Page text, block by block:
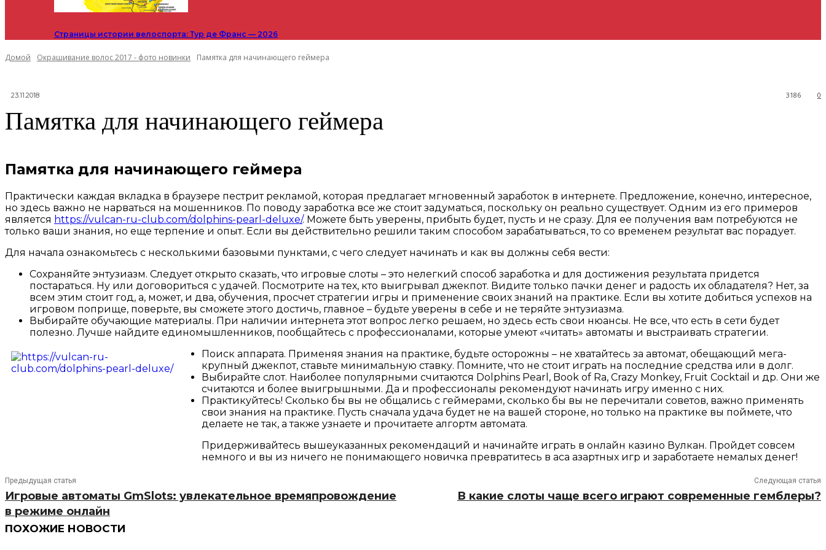
Страницы истории велоспорта: Тур де Франс — 2026
Домой Окрашивание волос 2017 - фото новинки Памятка для начинающего геймера
23.11.2018 0
3186
Памятка для начинающего геймера
Памятка для начинающего геймера
Практически каждая вкладка в браузере пестрит рекламой, которая предлагает мгновенный заработок в интернете. Предложение, конечно, интересное,
но здесь важно не нарваться на мошенников. По поводу заработка все же стоит задуматься, поскольку он реально существует. Одним из его примеров
является https://vulcan-ru-club.com/dolphins-pearl-deluxe/. Можете быть уверены, прибыть будет, пусть и не сразу. Для ее получения вам потребуются не
только ваши знания, но еще терпение и опыт. Если вы действительно решили таким способом зарабатываться, то со временем результат вас порадует.
Для начала ознакомьтесь с несколькими базовыми пунктами, с чего следует начинать и как вы должны себя вести:
Сохраняйте энтузиазм. Следует открыто сказать, что игровые слоты – это нелегкий способ заработка и для достижения результата придется
постараться. Ну или договориться с удачей. Посмотрите на тех, кто выигрывал джекпот. Видите только пачки денег и радость их обладателя? Нет, за
всем этим стоит год, а, может, и два, обучения, просчет стратегии игры и применение своих знаний на практике. Если вы хотите добиться успехов на
игровом поприще, поверьте, вы сможете этого достичь, главное – будьте уверены в себе и не теряйте энтузиазма.
Выбирайте обучающие материалы. При наличии интернета этот вопрос легко решаем, но здесь есть свои нюансы. Не все, что есть в сети будет
полезно. Лучше найдите единомышленников, пообщайтесь с профессионалами, которые умеют «читать» автоматы и выстраивать стратегии.
Поиск аппарата. Применяя знания на практике, будьте осторожны – не хватайтесь за автомат, обещающий мега-
крупный джекпот, ставьте минимальную ставку. Помните, что не стоит играть на последние средства или в долг.
Выбирайте слот. Наиболее популярными считаются Dolphins Pearl, Book of Ra, Crazy Monkey, Fruit Cocktail и др. Они же
считаются и более выигрышными. Да и профессионалы рекомендуют начинать игру именно с них.
Практикуйтесь! Сколько бы вы не общались с геймерами, сколько бы вы не перечитали советов, важно применять
свои знания на практике. Пусть сначала удача будет не на вашей стороне, но только на практике вы поймете, что
делаете не так, а также узнаете и прочитаете алгортм автомата.
Придерживайтесь вышеуказанных рекомендаций и начинайте играть в онлайн казино Вулкан. Пройдет совсем
немного и вы из ничего не понимающего новичка превратитесь в аса азартных игр и заработаете немалых денег!
Предыдущая статья
Игровые автоматы GmSlots: увлекательное времяпровождение
в режиме онлайн
Следующая статья
В какие слоты чаще всего играют современные гемблеры?
ПОХОЖИЕ НОВОСТИ